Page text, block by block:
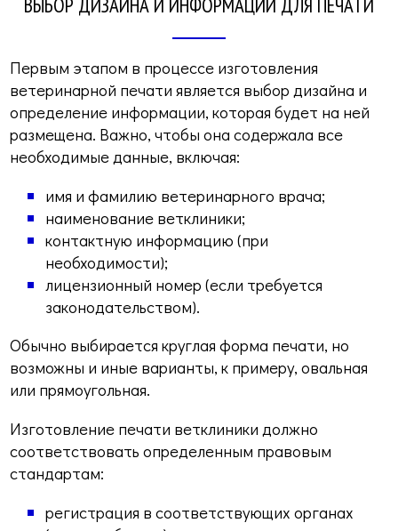
Первым этапом в процессе изготовления
ветеринарной печати является выбор дизайна и
определение информации, которая будет на ней
размещена. Важно, чтобы она содержала все
необходимые данные, включая:
имя и фамилию ветеринарного врача;
наименование ветклиники;
контактную информацию (при
необходимости);
лицензионный номер (если требуется
законодательством).
Обычно выбирается круглая форма печати, но
возможны и иные варианты, к примеру, овальная
или прямоугольная.
Изготовление печати ветклиники должно
соответствовать определенным правовым
стандартам:
регистрация в соответствующих органах